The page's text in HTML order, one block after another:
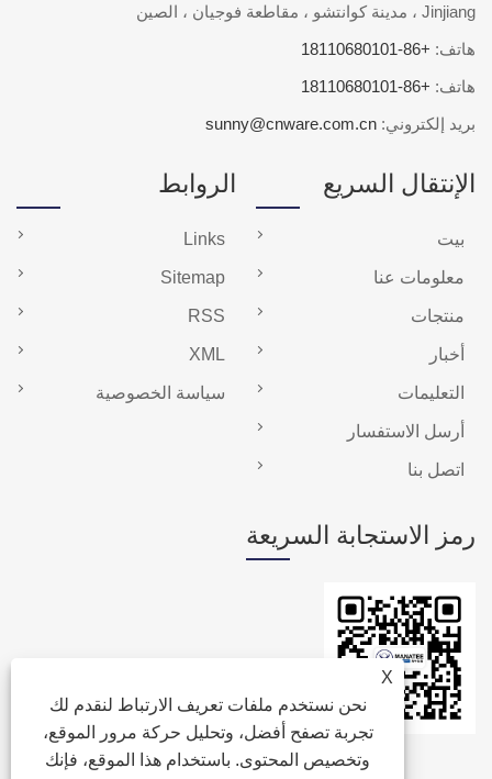
X
نحن نستخدم ملفات تعريف الارتباط لنقدم لك
تجربة تصفح أفضل، وتحليل حركة مرور الموقع،
وتخصيص المحتوى. باستخدام هذا الموقع، فإنك
Jinjiang ، مدينة كوانتشو ، مقاطعة فوجيان ، الصين
هاتف: +86-18110680101
هاتف: +86-18110680101
بريد إلكتروني: sunny@cnware.com.cn
الإنتقال السريع
بيت
معلومات عنا
منتجات
أخبار
التعليمات
أرسل الاستفسار
اتصل بنا
الروابط
Links
Sitemap
RSS
XML
سياسة الخصوصية
رمز الاستجابة السريعة